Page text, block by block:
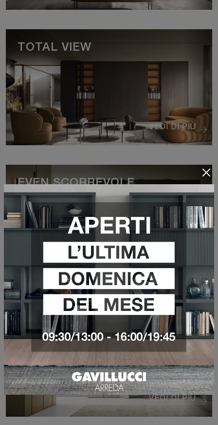
VEDI DI PIÙ
TOTAL VIEW
VEDI DI PIÙ
EVEN SCORREVOLE
VEDI DI PIÙ
GO BATTENTE